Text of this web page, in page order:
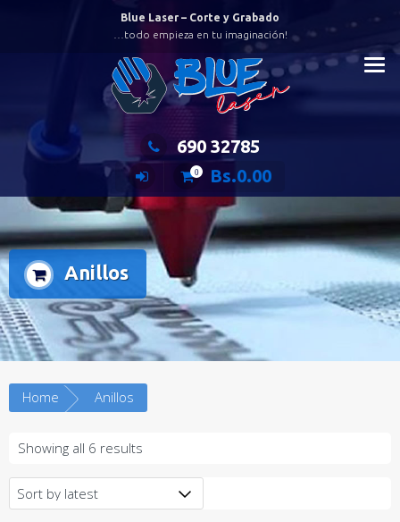
Blue Laser – Corte y Grabado
…todo empieza en tu imaginación!
690 32785
0 Bs.0.00
Anillos
Home Anillos
Showing all 6 results